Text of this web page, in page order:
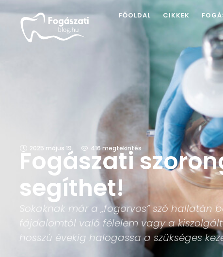
FŐOLDAL CIKKEK
2025 május 19. 416 megtekintés
Fogászati
segíthet!
Sokaknak már a „fogorvos” szó hallatán
fájdalomtól való félelem vagy a
hosszú évekig halogassa a szükséges